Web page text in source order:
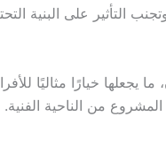
التأثير على البنية
خيارًا مثاليًا
من الناحية